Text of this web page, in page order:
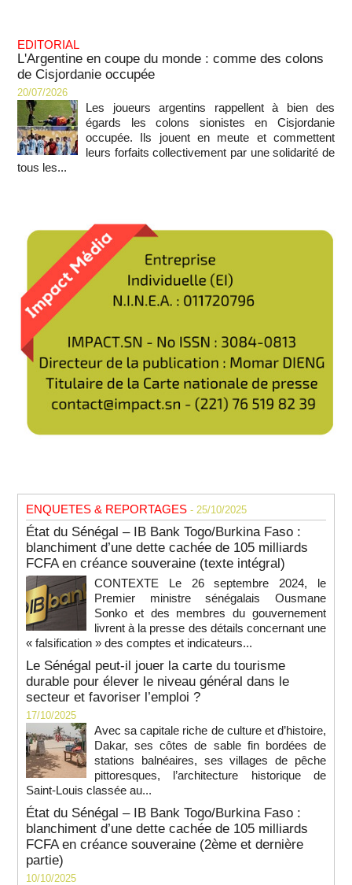
EDITORIAL
L'Argentine en coupe du monde : comme des colons
de Cisjordanie occupée
20/07/2026
Les joueurs argentins rappellent à bien des
égards les colons sionistes en Cisjordanie
occupée. Ils jouent en meute et commettent
leurs forfaits collectivement par une solidarité de
tous les...
ENQUETES & REPORTAGES - 25/10/2025
État du Sénégal – IB Bank Togo/Burkina Faso :
blanchiment d’une dette cachée de 105 milliards
FCFA en créance souveraine (texte intégral)
CONTEXTE Le 26 septembre 2024, le
Premier ministre sénégalais Ousmane
Sonko et des membres du gouvernement
livrent à la presse des détails concernant une
« falsification » des comptes et indicateurs...
Le Sénégal peut-il jouer la carte du tourisme
durable pour élever le niveau général dans le
secteur et favoriser l’emploi ?
17/10/2025
Avec sa capitale riche de culture et d’histoire,
Dakar, ses côtes de sable fin bordées de
stations balnéaires, ses villages de pêche
pittoresques, l’architecture historique de
Saint-Louis classée au...
État du Sénégal – IB Bank Togo/Burkina Faso :
blanchiment d’une dette cachée de 105 milliards
FCFA en créance souveraine (2ème et dernière
partie)
10/10/2025